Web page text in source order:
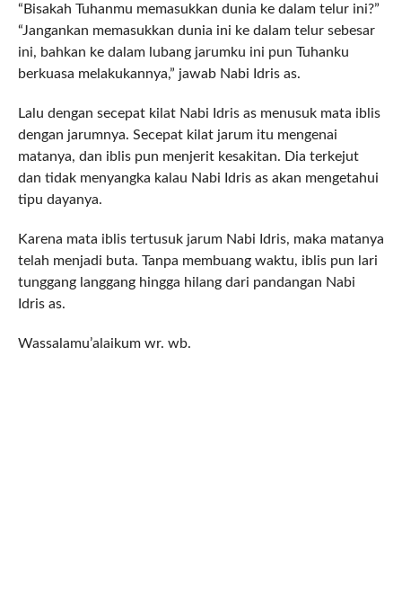
“Bisakah Tuhanmu memasukkan dunia ke dalam telur ini?”
“Jangankan memasukkan dunia ini ke dalam telur sebesar
ini, bahkan ke dalam lubang jarumku ini pun Tuhanku
berkuasa melakukannya,” jawab Nabi Idris as.
Lalu dengan secepat kilat Nabi Idris as menusuk mata iblis
dengan jarumnya. Secepat kilat jarum itu mengenai
matanya, dan iblis pun menjerit kesakitan. Dia terkejut
dan tidak menyangka kalau Nabi Idris as akan mengetahui
tipu dayanya.
Karena mata iblis tertusuk jarum Nabi Idris, maka matanya
telah menjadi buta. Tanpa membuang waktu, iblis pun lari
tunggang langgang hingga hilang dari pandangan Nabi
Idris as.
Wassalamu’alaikum wr. wb.